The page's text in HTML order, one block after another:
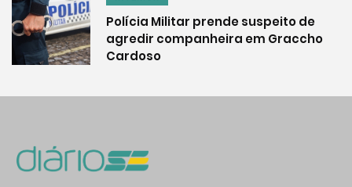
Polícia Militar prende suspeito de
agredir companheira em Graccho
Cardoso